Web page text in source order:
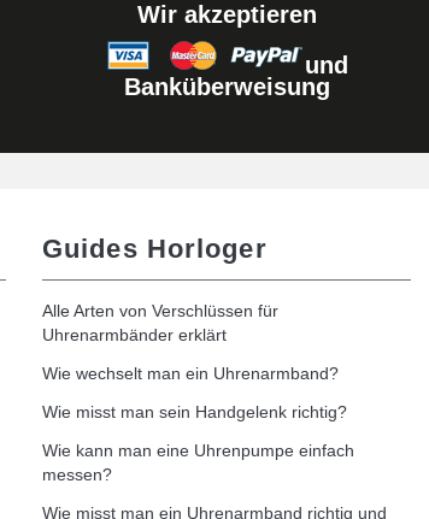
Wir akzeptieren
und
Banküberweisung
Guides Horloger
Alle Arten von Verschlüssen für
Uhrenarmbänder erklärt
Wie wechselt man ein Uhrenarmband?
Wie misst man sein Handgelenk richtig?
Wie kann man eine Uhrenpumpe einfach
messen?
Wie misst man ein Uhrenarmband richtig und